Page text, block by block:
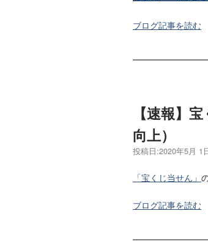
ブログ記事を読む
【速報】
向上）
投稿日:2020年5月 1
「宝くじ当せん」
ブログ記事を読む